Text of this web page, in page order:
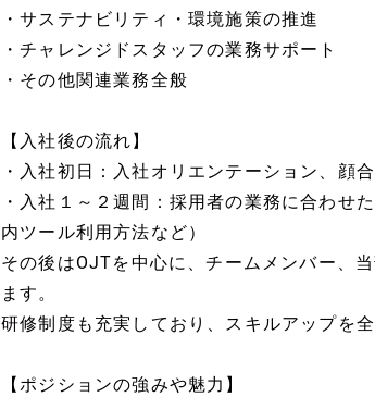
・サステナビリティ・環境施策の推進
・チャレンジドスタッフの業務サポート
・その他関連業務全般
【入社後の流れ】
・入社初日：入社オリエンテーション、顔
・入社１～２週間：採用者の業務に合わせ
内ツール利用方法など）
その後はOJTを中心に、チームメンバー、
ます。
研修制度も充実しており、スキルアップを
【ポジションの強みや魅力】